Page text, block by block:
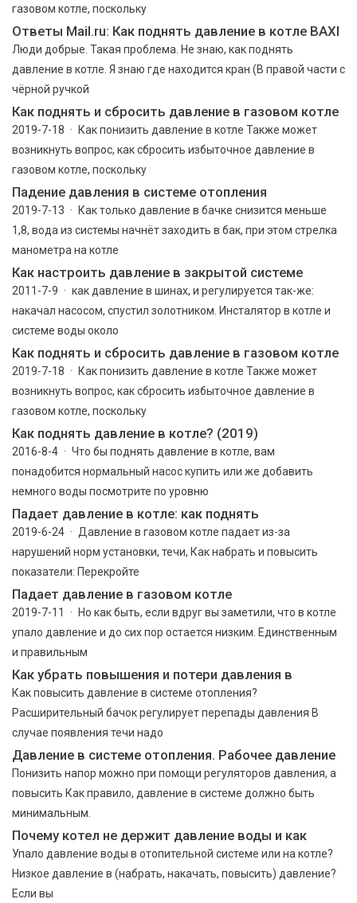
газовом котле, поскольку
Ответы Mail.ru: Как поднять давление в котле BAXI
Люди добрые. Такая проблема. Не знаю, как поднять
давление в котле. Я знаю где находится кран (В правой части с
чёрной ручкой
Как поднять и сбросить давление в газовом котле
2019-7-18 · Как понизить давление в котле Также может
возникнуть вопрос, как сбросить избыточное давление в
газовом котле, поскольку
Падение давления в системе отопления
2019-7-13 · Как только давление в бачке снизится меньше
1,8, вода из системы начнёт заходить в бак, при этом стрелка
манометра на котле
Как настроить давление в закрытой системе
2011-7-9 · как давление в шинах, и регулируется так-же:
накачал насосом, спустил золотником. Инсталятор в котле и
системе воды около
Как поднять и сбросить давление в газовом котле
2019-7-18 · Как понизить давление в котле Также может
возникнуть вопрос, как сбросить избыточное давление в
газовом котле, поскольку
Как поднять давление в котле? (2019)
2016-8-4 · Что бы поднять давление в котле, вам
понадобится нормальный насос купить или же добавить
немного воды посмотрите по уровню
Падает давление в котле: как поднять
2019-6-24 · Давление в газовом котле падает из-за
нарушений норм установки, течи, Как набрать и повысить
показатели: Перекройте
Падает давление в газовом котле
2019-7-11 · Но как быть, если вдруг вы заметили, что в котле
упало давление и до сих пор остается низким. Единственным
и правильным
Как убрать повышения и потери давления в
Как повысить давление в системе отопления?
Расширительный бачок регулирует перепады давления В
случае появления течи надо
Давление в системе отопления. Рабочее давление
Понизить напор можно при помощи регуляторов давления, а
повысить Как правило, давление в системе должно быть
минимальным.
Почему котел не держит давление воды и как
Упало давление воды в отопительной системе или на котле?
Низкое давление в (набрать, накачать, повысить) давление?
Если вы